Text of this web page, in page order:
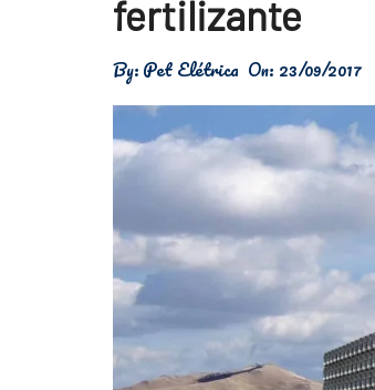
Saúde
Tecnologia
fertilizante
By:Pet Elétrica On: 23/09/2017